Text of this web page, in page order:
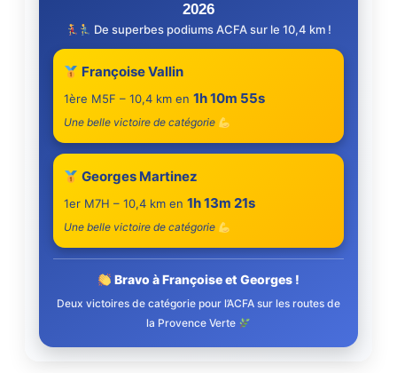
2026
De superbes podiums ACFA sur le 10,4 km !
Françoise Vallin
1ère M5F – 10,4 km en 1h 10m 55s
Une belle victoire de catégorie
Georges Martinez
1er M7H – 10,4 km en 1h 13m 21s
Une belle victoire de catégorie
Bravo à Françoise et Georges !
Deux victoires de catégorie pour l’ACFA sur les routes de
la Provence Verte